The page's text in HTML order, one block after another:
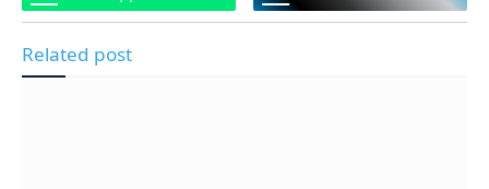
Related post